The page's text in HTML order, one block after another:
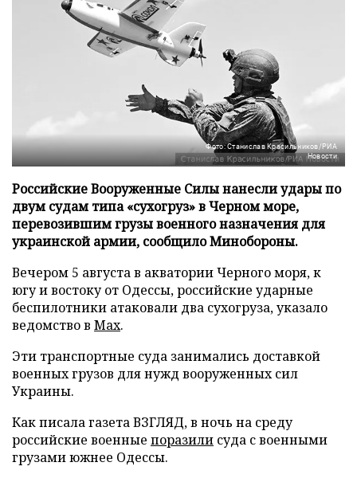
Фото: Станислав Красильников/РИА
Новости
Российские Вооруженные Силы нанесли удары по
двум судам типа «сухогруз» в Черном море,
перевозившим грузы военного назначения для
украинской армии, сообщило Минобороны.
Вечером 5 августа в акватории Черного моря, к
югу и востоку от Одессы, российские ударные
беспилотники атаковали два сухогруза, указало
ведомство в Max.
Эти транспортные суда занимались доставкой
военных грузов для нужд вооруженных сил
Украины.
Как писала газета ВЗГЛЯД, в ночь на среду
российские военные поразили суда с военными
грузами южнее Одессы.